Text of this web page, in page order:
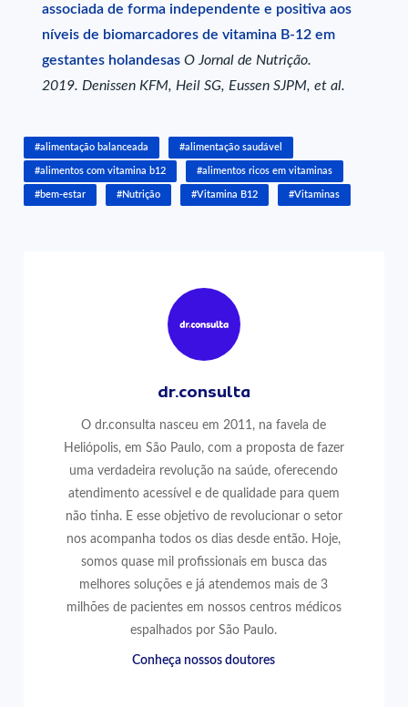
associada de forma independente e positiva aos
níveis de biomarcadores de vitamina B-12 em
gestantes holandesas O Jornal de Nutrição.
2019. Denissen KFM, Heil SG, Eussen SJPM, et al.
#alimentação balanceada #alimentação saudável
#alimentos com vitamina b12 #alimentos ricos em vitaminas
#bem-estar #Nutrição #Vitamina B12 #Vitaminas
dr.consulta
O dr.consulta nasceu em 2011, na favela de
Heliópolis, em São Paulo, com a proposta de fazer
uma verdadeira revolução na saúde, oferecendo
atendimento acessível e de qualidade para quem
não tinha. E esse objetivo de revolucionar o setor
nos acompanha todos os dias desde então. Hoje,
somos quase mil profissionais em busca das
melhores soluções e já atendemos mais de 3
milhões de pacientes em nossos centros médicos
espalhados por São Paulo.
Conheça nossos doutores